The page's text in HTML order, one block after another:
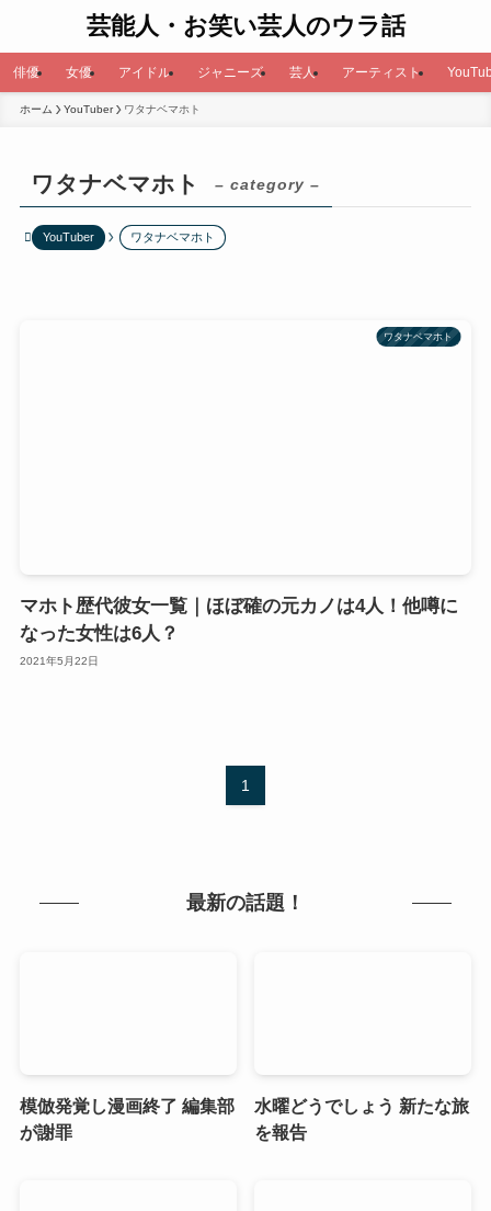
芸能人・お笑い芸人のウラ話
俳優 女優 アイドル ジャニーズ 芸人 アーティスト
ホーム YouTuber ワタナベマホト
ワタナベマホト – category –
YouTuber ワタナベマホト
ワタナベマホト
マホト歴代彼女一覧｜ほぼ確の元カノは4人！他噂に
なった女性は6人？
2021年5月22日
1
最新の話題！
模倣発覚し漫画終了 編集部
が謝罪
水曜どうでしょう 新たな旅
を報告